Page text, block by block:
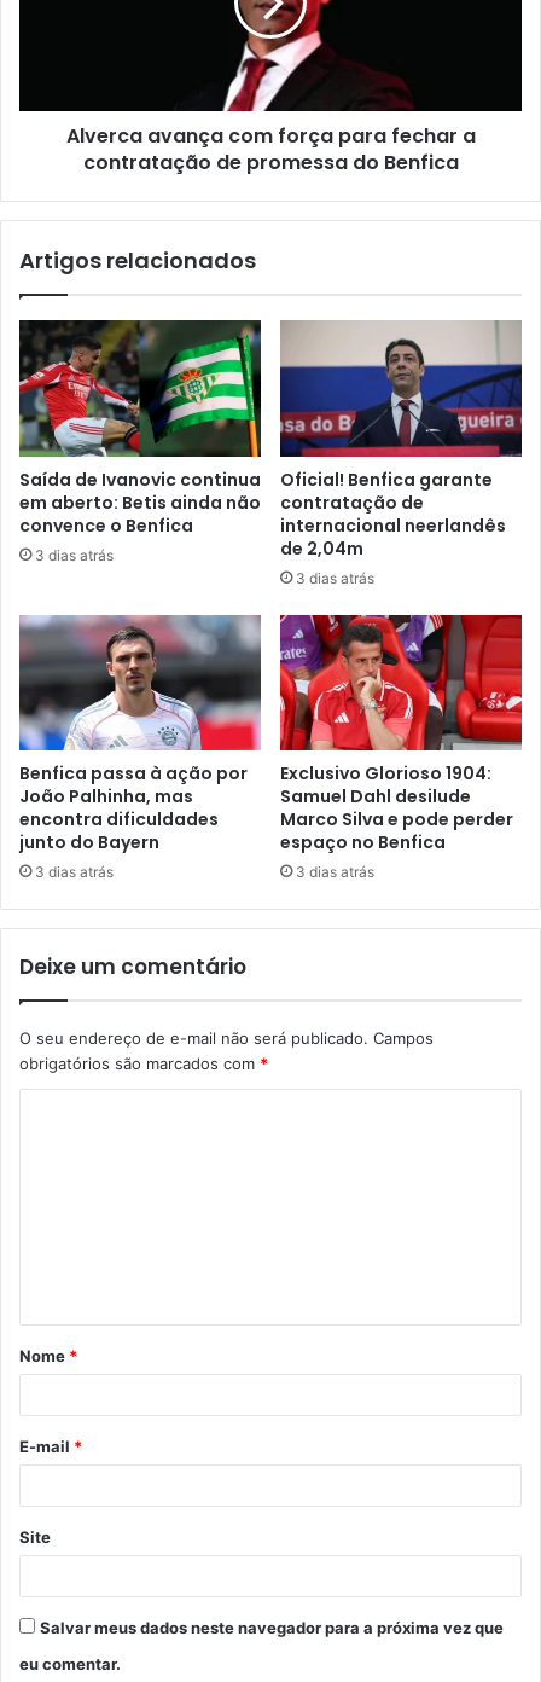
Alverca avança com força para fechar a
contratação de promessa do Benfica
Artigos relacionados
Saída de Ivanovic continua
em aberto: Betis ainda não
convence o Benfica
3 dias atrás
Oficial! Benfica garante
contratação de
internacional neerlandês
de 2,04m
3 dias atrás
Benfica passa à ação por
João Palhinha, mas
encontra dificuldades
junto do Bayern
3 dias atrás
Exclusivo Glorioso 1904:
Samuel Dahl desilude
Marco Silva e pode perder
espaço no Benfica
3 dias atrás
Deixe um comentário
O seu endereço de e-mail não será publicado. Campos
obrigatórios são marcados com *
á
r
*
Nome *
E-mail *
Site
Salvar meus dados neste navegador para a próxima vez que
eu comentar.